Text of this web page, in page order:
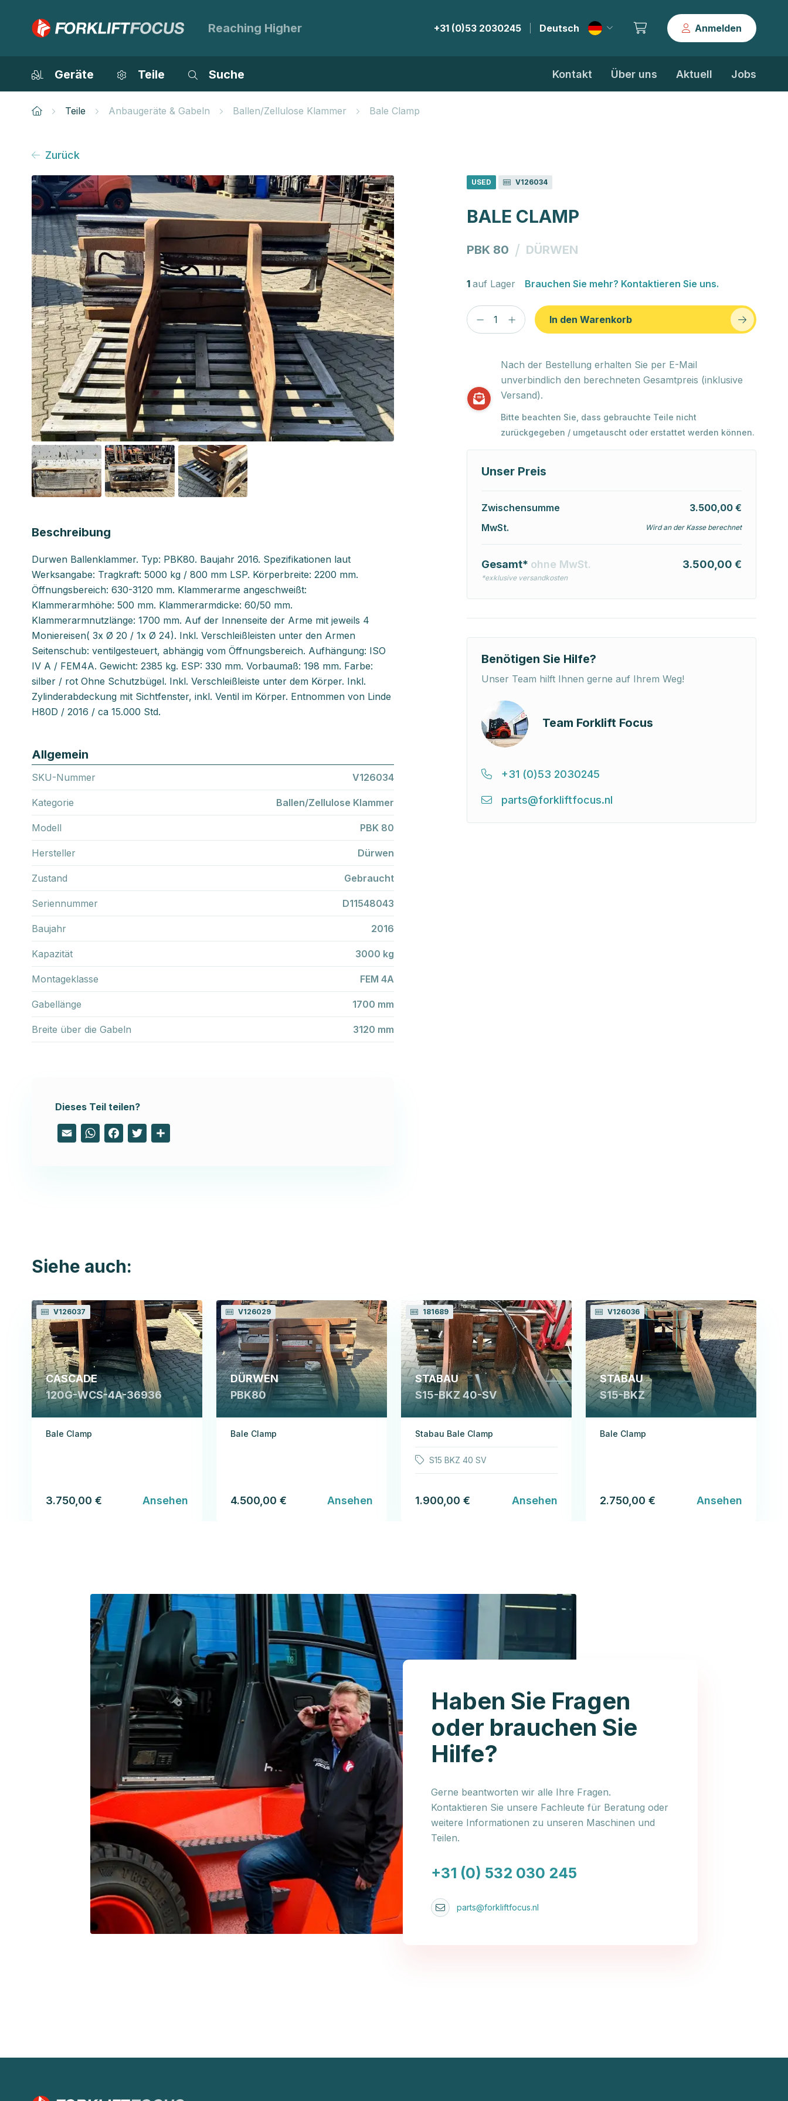
Reaching Higher +31 (0)53 2030245 | Deutsch Anmelden
Geräte Teile Suche Kontakt Über uns Aktuell Jobs
Teile Anbaugeräte & Gabeln Ballen/Zellulose Klammer Bale Clamp
Zurück
USED V126034
BALE CLAMP
PBK 80 / DÜRWEN
1 auf Lager Brauchen Sie mehr? Kontaktieren Sie uns.
In den Warenkorb
Nach der Bestellung erhalten Sie per E-Mail
unverbindlich den berechneten Gesamtpreis (inklusive
Versand).
Bitte beachten Sie, dass gebrauchte Teile nicht
zurückgegeben / umgetauscht oder erstattet werden können.
Unser Preis
Zwischensumme
3.500,00 €
MwSt.
Wird an der Kasse berechnet
Gesamt* ohne MwSt.
*exklusive versandkosten
3.500,00 €
Benötigen Sie Hilfe?
Unser Team hilft Ihnen gerne auf Ihrem Weg!
Team Forklift Focus
+31 (0)53 2030245
parts@forkliftfocus.nl
Beschreibung
Durwen Ballenklammer. Typ: PBK80. Baujahr 2016. Spezifikationen laut
Werksangabe: Tragkraft: 5000 kg / 800 mm LSP. Körperbreite: 2200 mm.
Öffnungsbereich: 630-3120 mm. Klammerarme angeschweißt:
Klammerarmhöhe: 500 mm. Klammerarmdicke: 60/50 mm.
Klammerarmnutzlänge: 1700 mm. Auf der Innenseite der Arme mit jeweils 4
Moniereisen( 3x Ø 20 / 1x Ø 24). Inkl. Verschleißleisten unter den Armen
Seitenschub: ventilgesteuert, abhängig vom Öffnungsbereich. Aufhängung: ISO
IV A / FEM4A. Gewicht: 2385 kg. ESP: 330 mm. Vorbaumaß: 198 mm. Farbe:
silber / rot Ohne Schutzbügel. Inkl. Verschleißleiste unter dem Körper. Inkl.
Zylinderabdeckung mit Sichtfenster, inkl. Ventil im Körper. Entnommen von Linde
H80D / 2016 / ca 15.000 Std.
Allgemein
SKU-Nummer V126034
Kategorie Ballen/Zellulose Klammer
Modell PBK 80
Hersteller Dürwen
Zustand Gebraucht
Seriennummer D11548043
Baujahr 2016
Kapazität 3000 kg
Montageklasse FEM 4A
Gabellänge 1700 mm
Breite über die Gabeln 3120 mm
Dieses Teil teilen?
Email WhatsApp
FacebookTwitter
Siehe auch:
V126037
CASCADE
120G-WCS-4A-36936
Bale Clamp
3.750,00 € Ansehen
V126029
DÜRWEN
PBK80
Bale Clamp
4.500,00 € Ansehen
181689
STABAU
S15-BKZ 40-SV
Stabau Bale Clamp
S15 BKZ 40 SV
1.900,00 € Ansehen
V126036
STABAU
S15-BKZ
Bale Clamp
2.750,00 € Ansehen
Haben Sie Fragen
oder brauchen Sie
Hilfe?
Gerne beantworten wir alle Ihre Fragen.
Kontaktieren Sie unsere Fachleute für Beratung oder
weitere Informationen zu unseren Maschinen und
Teilen.
+31 (0) 532 030 245
parts@forkliftfocus.nl